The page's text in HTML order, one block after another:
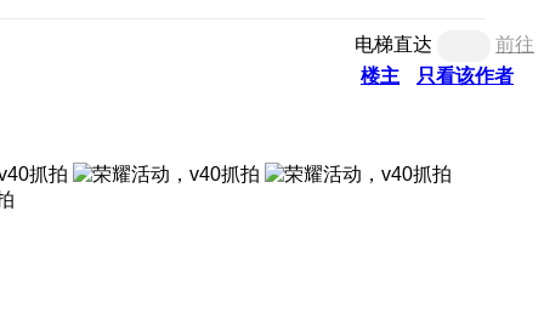
电梯直达
前往
楼主
只看该作者